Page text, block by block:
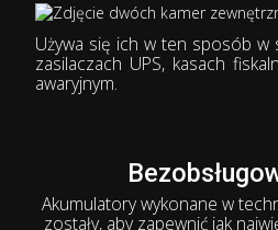
Używa się ich w ten sposób w
zasilaczach UPS, kasach
awaryjnym.
Akumulatory wykonane w
zostały, aby zapewnić jak